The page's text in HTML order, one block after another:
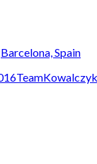
Barcelona, Spain